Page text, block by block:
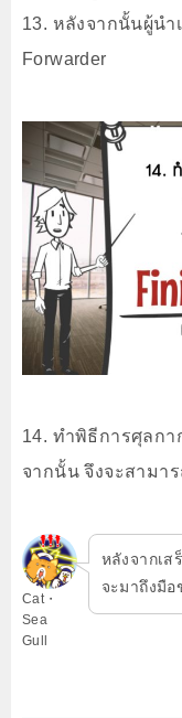
13. หลังจากนั้นผู้นำ
Forwarder
14. ทำพิธีการศุลกา
จากนั้น จึงจะสามา
Cat・
Sea
Gull
หลังจากเ
จะมาถึงมือ